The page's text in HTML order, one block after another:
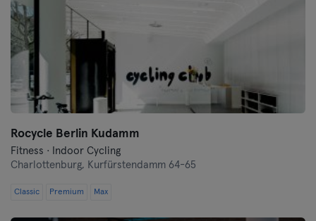
Rocycle Berlin Kudamm
Fitness · Indoor Cycling
Charlottenburg, Kurfürstendamm 64-65
Classic Premium Max
Siegen
Straubing
Stuttgart
Trier